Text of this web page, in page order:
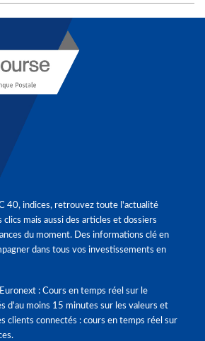
40, indices, retrouvez toute l'actualité
clics mais aussi des articles et dossiers
du moment. Des informations clé en
dans tous vos investissements en
: Cours en temps réel sur le
d'au moins 15 minutes sur les valeurs et
clients connectés : cours en temps réel sur